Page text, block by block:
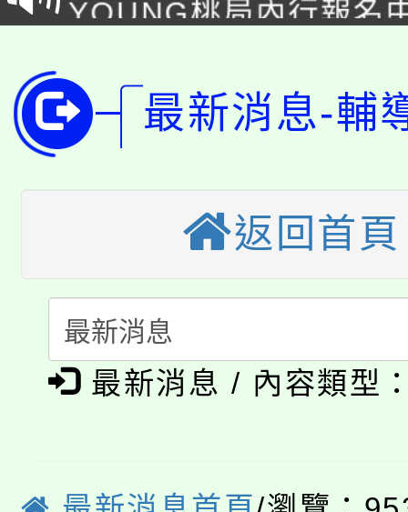
開!
115年桃園市運動會8/
田徑場及游泳池舉行。
桃園市低收入戶享有免
視費優惠，中低收入戶
半價優惠，詳情可洽有
者。
大園自造教育及科技中
份教師增能研習
大溪自造教育及科技
份教師研習
淨零綠生活教案入校路
會
115年食農教育專業人
程
「本色祭」8/29、30在
8/21下午1時於龍潭區
局官網。
8月14至27日，桃園電
最新消息-輔
返回首頁
最新消息 / 內容類型